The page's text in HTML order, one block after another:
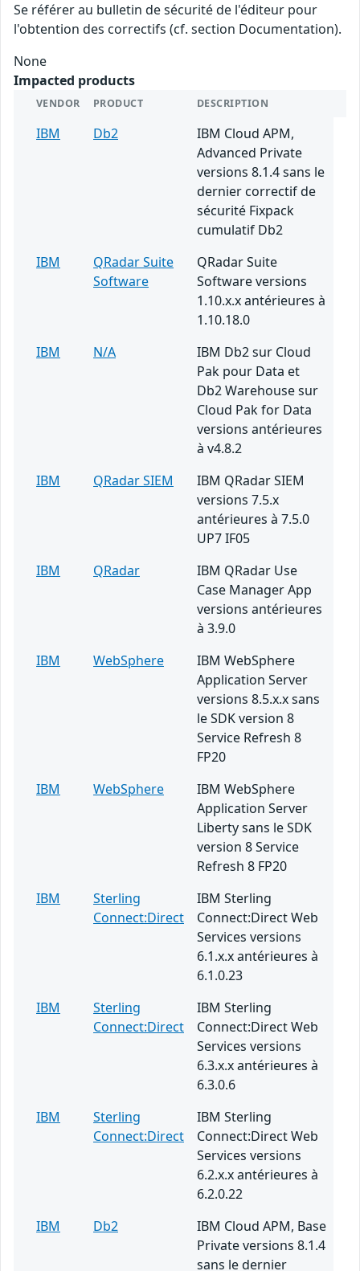
Se référer au bulletin de sécurité de l'éditeur pour
l'obtention des correctifs (cf. section Documentation).
None
Impacted products
VENDOR PRODUCT DESCRIPTION
IBM Db2
IBM Cloud APM,
Advanced Private
versions 8.1.4 sans le
dernier correctif de
sécurité Fixpack
cumulatif Db2
IBM
QRadar Suite
Software
QRadar Suite
Software versions
1.10.x.x antérieures à
1.10.18.0
IBM
N/A
IBM Db2 sur Cloud
Pak pour Data et
Db2 Warehouse sur
Cloud Pak for Data
versions antérieures
à v4.8.2
IBM
QRadar SIEM
IBM QRadar SIEM
versions 7.5.x
antérieures à 7.5.0
UP7 IF05
IBM
QRadar
IBM QRadar Use
Case Manager App
versions antérieures
à 3.9.0
IBM
WebSphere
IBM WebSphere
Application Server
versions 8.5.x.x sans
le SDK version 8
Service Refresh 8
FP20
IBM
WebSphere
IBM WebSphere
Application Server
Liberty sans le SDK
version 8 Service
Refresh 8 FP20
IBM
Sterling
Connect:Direct
IBM Sterling
Connect:Direct Web
Services versions
6.1.x.x antérieures à
6.1.0.23
IBM
Sterling
Connect:Direct
IBM Sterling
Connect:Direct Web
Services versions
6.3.x.x antérieures à
6.3.0.6
IBM
Sterling
Connect:Direct
IBM Sterling
Connect:Direct Web
Services versions
6.2.x.x antérieures à
6.2.0.22
IBM
Db2
IBM Cloud APM, Base
Private versions 8.1.4
sans le dernier